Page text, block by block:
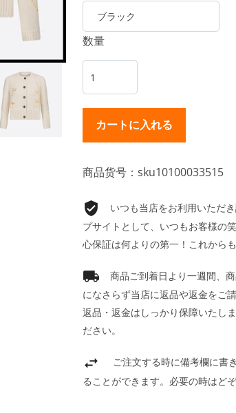
数量
商品货号：sku10100033515
いつも当店をお利用いただ
プサイトとして、いつもお客様の
心保証は何よりの第一！これから
商品ご到着日より一週間、
になさらず当店に返品や返金をご
返品・返金はしっかり保障いたし
ださい。
ご注文する時に備考欄に書
ることができます。必要の時はど